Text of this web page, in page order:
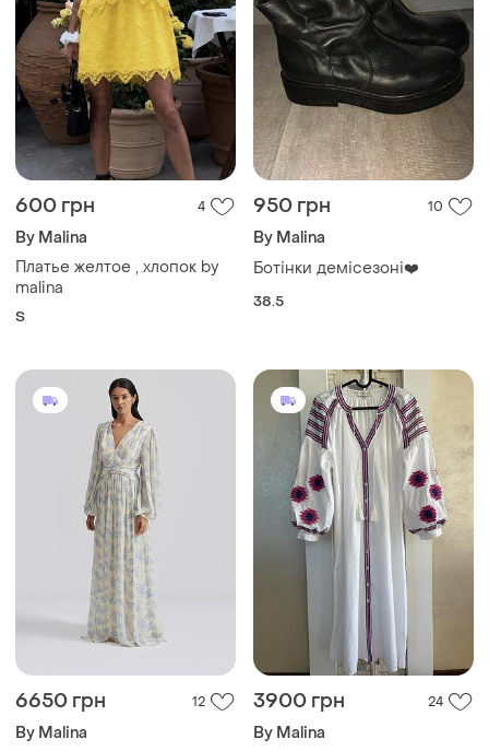
600 грн 4
By Malina
Платье желтое , хлопок by
malina
S
950 грн 10
By Malina
Ботінки демісезоні❤️
38.5
6650 грн 12
By Malina
3900 грн 24
By Malina